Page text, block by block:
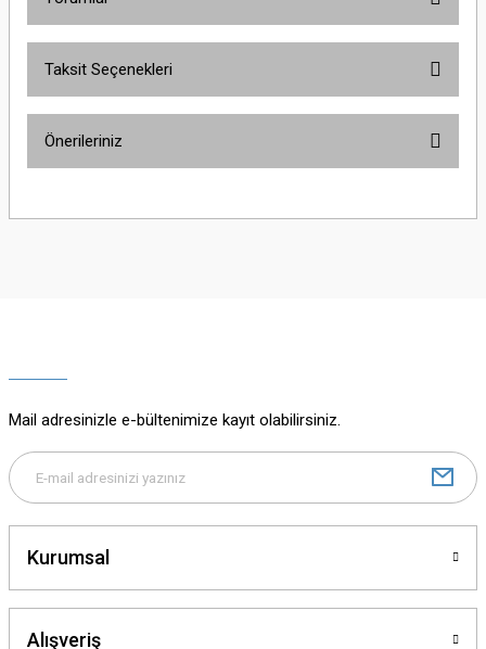
Taksit Seçenekleri
Önerileriniz
yetersiz gördüğünüz noktaları öneri formunu kullanarak tarafımıza
Bu ürüne benzer farklı alternatifler olmalı.
Mail adresinizle e-bültenimize kayıt olabilirsiniz.
Kurumsal
Alışveriş